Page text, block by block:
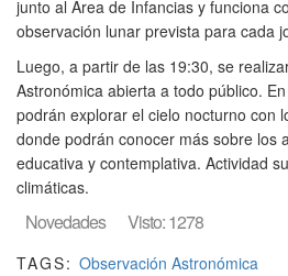
junto al Área de Infancias y funciona
observación lunar prevista para cada
Luego, a partir de las 19:30, se
Astronómica abierta a todo público.
podrán explorar el cielo nocturno con
donde podrán conocer más sobre los
educativa y contemplativa. Actividad
climáticas.
Novedades Visto: 1278
TAGS: Observación Astronómica